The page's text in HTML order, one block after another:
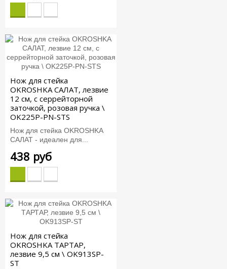
Нож для стейка
OKROSHKA САЛАТ, лезвие
12 см, с серрейторной
заточкой, розовая ручка \
OK225P-PN-STS
Нож для стейка OKROSHKA
САЛАТ - идеален для...
438 руб
Нож для стейка
OKROSHKA ТАРТАР,
лезвие 9,5 см \ OK913SP-
ST